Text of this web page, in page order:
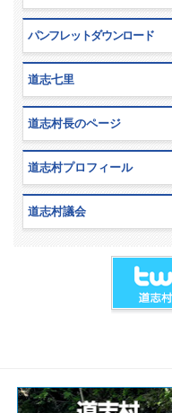
パンフレットダウンロード
道志七里
道志村長のページ
道志村プロフィール
道志村議会